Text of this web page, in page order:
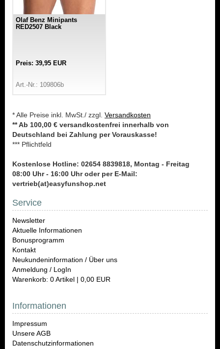
Olaf Benz Minipants
RED2507 Black
Preis: 39,95 EUR
Art.-Nr.: 109806b
* Alle Preise inkl. MwSt./ zzgl. Versandkosten
** Ab 100,00 € versandkostenfrei innerhalb von
Deutschland bei Zahlung per Vorauskasse!
*** Pflichtfeld
Kostenlose Hotline: 02654 8839818, Montag - Freitag
08:00 Uhr - 16:00 Uhr oder per E-Mail:
vertrieb(at)easyfunshop.net
Service
Newsletter
Aktuelle Informationen
Bonusprogramm
Kontakt
Neukundeninformation / Über uns
Anmeldung / LogIn
Warenkorb: 0 Artikel | 0,00 EUR
Informationen
Impressum
Unsere AGB
Datenschutzinformationen